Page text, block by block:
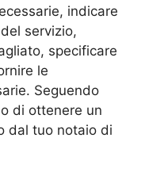
indicare
servizio,
specificare
le
Seguendo
di ottenere un
dal tuo notaio di